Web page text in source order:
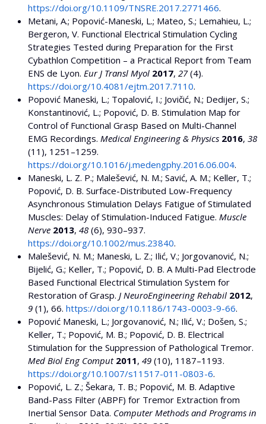
https://doi.org/10.1109/TNSRE.2017.2771466.
Metani, A.; Popović-Maneski, L.; Mateo, S.; Lemahieu, L.;
Bergeron, V. Functional Electrical Stimulation Cycling
Strategies Tested during Preparation for the First
Cybathlon Competition – a Practical Report from Team
ENS de Lyon. Eur J Transl Myol 2017, 27(4).
https://doi.org/10.4081/ejtm.2017.7110.
Popović Maneski, L.; Topalović, I.; Jovičić, N.; Dedijer, S.;
Konstantinović, L.; Popović, D. B. Stimulation Map for
Control of Functional Grasp Based on Multi-Channel
EMG Recordings. Medical Engineering & Physics 2016, 38
(11), 1251–1259.
https://doi.org/10.1016/j.medengphy.2016.06.004.
Maneski, L. Z. P.; Malešević, N. M.; Savić, A. M.; Keller, T.;
Popović, D. B. Surface-Distributed Low-Frequency
Asynchronous Stimulation Delays Fatigue of Stimulated
Muscles: Delay of Stimulation-Induced Fatigue. Muscle
Nerve 2013, 48 (6), 930–937.
https://doi.org/10.1002/mus.23840.
Malešević, N. M.; Maneski, L. Z.; Ilić, V.; Jorgovanović, N.;
Bijelić, G.; Keller, T.; Popović, D. B. A Multi-Pad Electrode
Based Functional Electrical Stimulation System for
Restoration of Grasp. J NeuroEngineering Rehabil 2012,
9 (1), 66. https://doi.org/10.1186/1743-0003-9-66.
Popović Maneski, L.; Jorgovanović, N.; Ilić, V.; Došen, S.;
Keller, T.; Popović, M. B.; Popović, D. B. Electrical
Stimulation for the Suppression of Pathological Tremor.
Med Biol Eng Comput 2011, 49 (10), 1187–1193.
https://doi.org/10.1007/s11517-011-0803-6.
Popović, L. Z.; Šekara, T. B.; Popović, M. B. Adaptive
Band-Pass Filter (ABPF) for Tremor Extraction from
Inertial Sensor Data. Computer Methods and Programs in